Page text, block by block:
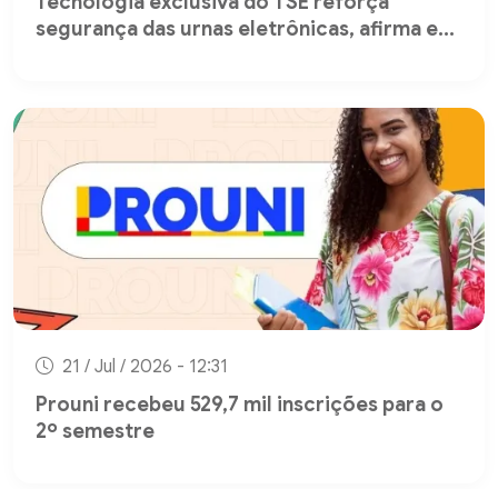
segurança das urnas eletrônicas, afirma e...
21 / Jul / 2026 - 12:31
Prouni recebeu 529,7 mil inscrições para o
2º semestre